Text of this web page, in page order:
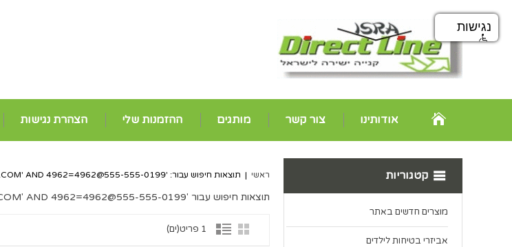
אודותינו צור קשר מותגים ההזמנות שלי הצהרת נגישות
ראשי | תוצאות חיפוש עבור: '555-555-0199@EXAMPLE.COM
' AND 4962=4962'--'
תוצאות חיפוש עבור '555-555-0199@EXAMPLE.COM
' AND 4962=4962'--'
1 פריט(ים)
קטגוריות
מוצרים חדשים באתר
אביזרי בטיחות לילדים
נגישות